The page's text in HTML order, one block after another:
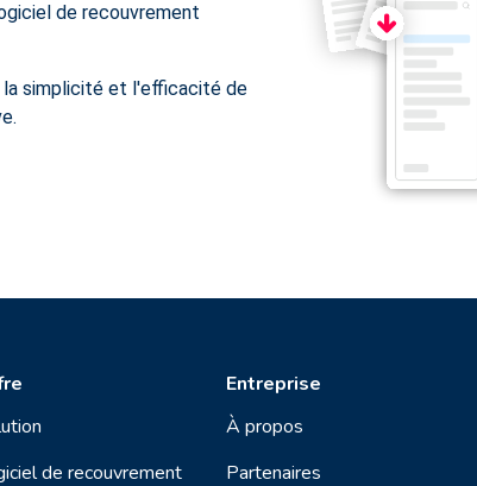
de recouvrement
simplicité et l'efficacité de
de recouvrement
Entreprise
À propos
Partenaires